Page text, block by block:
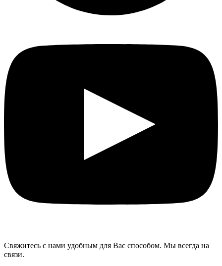
Свяжитесь с нами удобным для Вас способом. Мы всегда на
связи.